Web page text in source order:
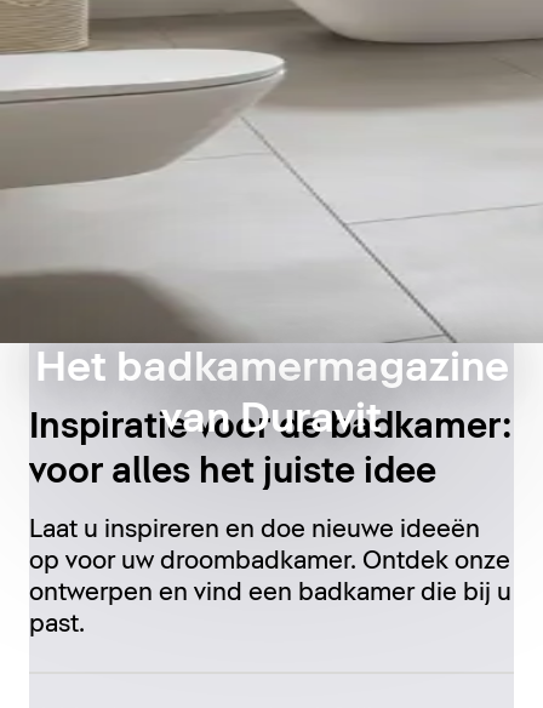
Het badkamermagazine
van Duravit
Inspiratie voor de badkamer:
voor alles het juiste idee
Laat u inspireren en doe nieuwe ideeën
op voor uw droombadkamer. Ontdek onze
ontwerpen en vind een badkamer die bij u
past.